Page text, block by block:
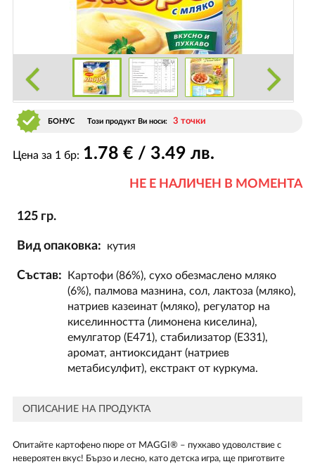
БОНУС Този продукт Ви носи: 3 точки
Цена за 1 бр: 1.78 € / 3.49 лв.
НЕ Е НАЛИЧЕН В МОМЕНТА
125 гр.
Вид опаковка: кутия
Състав:
Картофи (86%), сухо обезмаслено мляко
(6%), палмова мазнина, сол, лактоза (мляко),
натриев казеинат (мляко), регулатор на
киселинността (лимонена киселина),
емулгатор (Е471), стабилизатор (Е331),
аромат, антиоксидант (натриев
метабисулфит), екстракт от куркума.
ОПИСАНИЕ НА ПРОДУКТА
Опитайте картофено пюре от MAGGI® – пухкаво удоволствие с
невероятен вкус! Бързо и лесно, като детска игра, ще приготвите